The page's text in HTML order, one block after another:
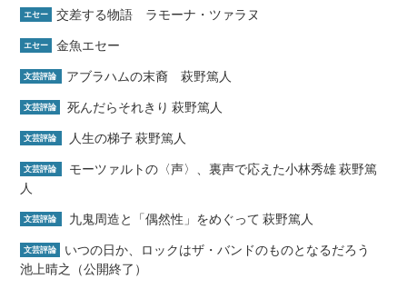
エセー 交差する物語 ラモーナ・ツァラヌ
エセー 金魚エセー
文芸評論 アブラハムの末裔 萩野篤人
文芸評論 死んだらそれきり 萩野篤人
文芸評論 人生の梯子 萩野篤人
文芸評論
モーツァルトの〈声〉、裏声で応えた小林秀雄 萩野篤
人
文芸評論 九鬼周造と「偶然性」をめぐって 萩野篤人
文芸評論
いつの日か、ロックはザ・バンドのものとなるだろう
池上晴之（公開終了）